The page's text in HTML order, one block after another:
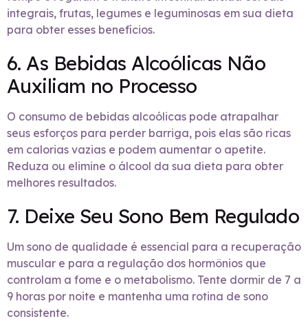
integrais, frutas, legumes e leguminosas em sua dieta
para obter esses benefícios.
6. As Bebidas Alcoólicas Não
Auxiliam no Processo
O consumo de bebidas alcoólicas pode atrapalhar
seus esforços para perder barriga, pois elas são ricas
em calorias vazias e podem aumentar o apetite.
Reduza ou elimine o álcool da sua dieta para obter
melhores resultados.
7. Deixe Seu Sono Bem Regulado
Um sono de qualidade é essencial para a recuperação
muscular e para a regulação dos hormônios que
controlam a fome e o metabolismo. Tente dormir de 7 a
9 horas por noite e mantenha uma rotina de sono
consistente.